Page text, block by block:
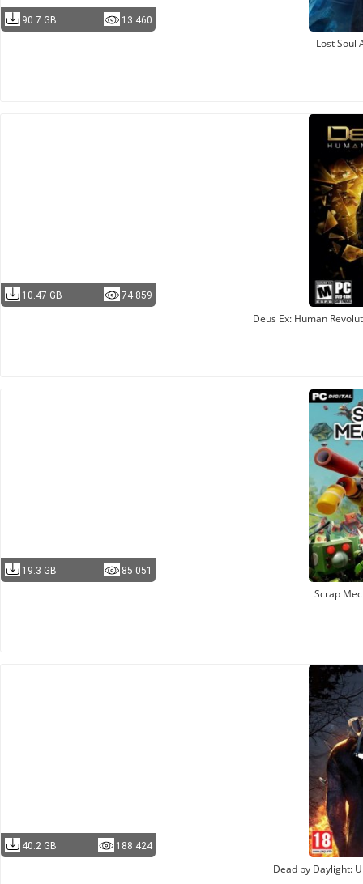
90.7 GB 13 460
Lost Soul
10.47 GB 74 859
Deus Ex: Human
19.3 GB 85 051
Scrap
40.2 GB 188 424
Dead by Daylight: